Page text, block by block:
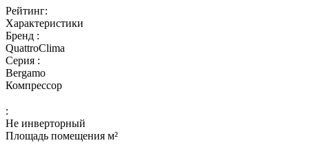
Рейтинг:
Характеристики
Бренд :
QuattroClima
Серия :
Bergamo
Компрессор
:
Не инверторный
Площадь помещения м²